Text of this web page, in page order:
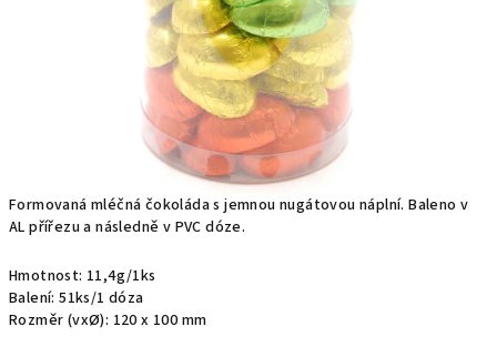
Formovaná mléčná čokoláda s jemnou nugátovou náplní. Baleno v
AL přířezu a následně v PVC dóze.
Hmotnost: 11,4g/1ks
Balení: 51ks/1 dóza
Rozměr (vxØ): 120 x 100 mm